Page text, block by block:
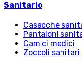
Sanitario
Casacche
Pantaloni
Camici medici
Zoccoli sanitari